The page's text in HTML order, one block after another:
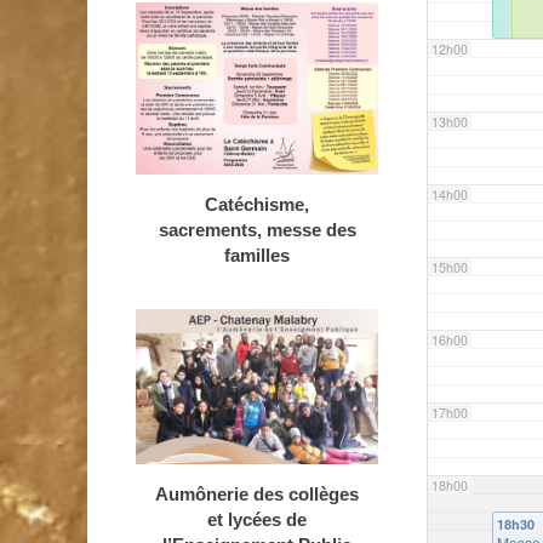
12h00
13h00
14h00
15h00
16h00
17h00
18h00
18h30
Catéchisme,
sacrements, messe des
familles
Aumônerie des collèges
et lycées de